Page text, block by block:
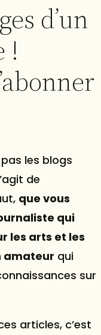
d’un
!
les blogs
de
que vous
qui
les arts et les
amateur qui
sur
articles, c’est